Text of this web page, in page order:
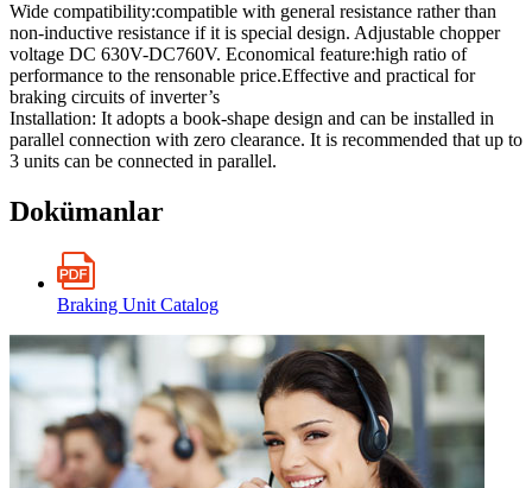
Wide compatibility:compatible with general resistance rather than
non-inductive resistance if it is special design. Adjustable chopper
voltage DC 630V-DC760V. Economical feature:high ratio of
performance to the rensonable price.Effective and practical for
braking circuits of inverter’s
Installation: It adopts a book-shape design and can be installed in
parallel connection with zero clearance. It is recommended that up to
3 units can be connected in parallel.
Dokümanlar
Braking Unit Catalog